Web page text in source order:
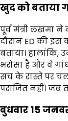
खुद को बताया
पूर्व मंत्री लखमा
दौरान ED की इस
बताया। हालांकि,
भरोसा है और वे
सच के रास्ते पर
पराजित नहीं। जब
बुधवार 15